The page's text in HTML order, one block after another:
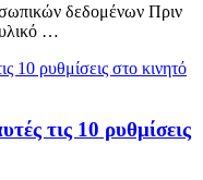
δεδομένων Πριν
…
τις 10 ρυθμίσεις